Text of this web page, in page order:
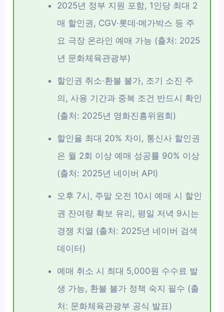
2025년 정부 지원 포함, 1인당 최대 2
매 할인권, CGV·롯데·메가박스 등 주
요 극장 온라인 예매 가능 (출처: 2025
년 문화체육관광부)
할인권 취소·환불 불가, 조기 소진 주
의, 사용 기간과 중복 조건 반드시 확인
(출처: 2025년 영화진흥위원회)
할인율 최대 20% 차이, 통신사 할인권
은 월 2회 이상 예매 성공률 90% 이상
(출처: 2025년 네이버 API)
오후 7시, 주말 오전 10시 예매 시 할인
권 잔여량 확보 유리, 평일 저녁 9시는
경쟁 치열 (출처: 2025년 네이버 검색
데이터)
예매 취소 시 최대 5,000원 수수료 발
생 가능, 환불 불가 정책 숙지 필수 (출
처: 문화체육관광부 공식 발표)